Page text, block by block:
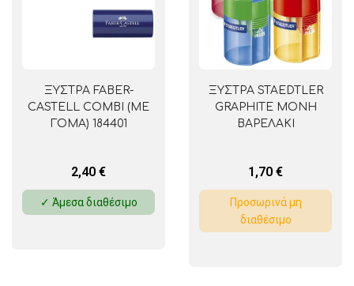
ΞΥΣΤΡΑ FABER-
CASTELL COMBI (ΜΕ
ΓΟΜΑ) 184401
2,40 €
✓ Άμεσα διαθέσιμο
ΞΥΣΤΡΑ STAEDTLER
GRAPHITE ΜΟΝΗ
ΒΑΡΕΛΑΚΙ
1,70 €
Προσωρινά μη
διαθέσιμο